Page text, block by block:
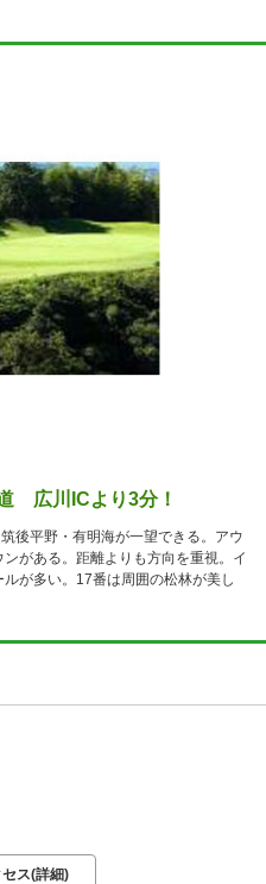
広川ICより3分！
後平野・有明海が一望できる。アウ
がある。距離よりも方向を重視。イ
が多い。17番は周囲の松林が美し
ス(詳細)